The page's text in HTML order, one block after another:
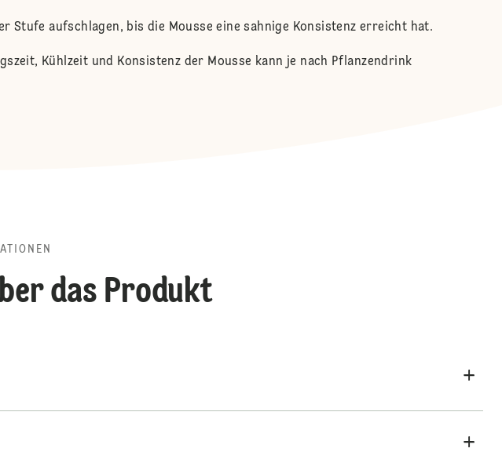
Stufe aufschlagen, bis die Mousse eine sahnige Konsistenz erreicht hat.
Kühlzeit und Konsistenz der Mousse kann je nach Pflanzendrink
das Produkt